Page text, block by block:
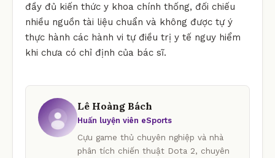
đầy đủ kiến thức y khoa chính thống, đối chiếu
nhiều nguồn tài liệu chuẩn và không được tự ý
thực hành các hành vi tự điều trị y tế nguy hiểm
khi chưa có chỉ định của bác sĩ.
Lê Hoàng Bách
Huấn luyện viên eSports
Cựu game thủ chuyên nghiệp và nhà
phân tích chiến thuật Dota 2, chuyên